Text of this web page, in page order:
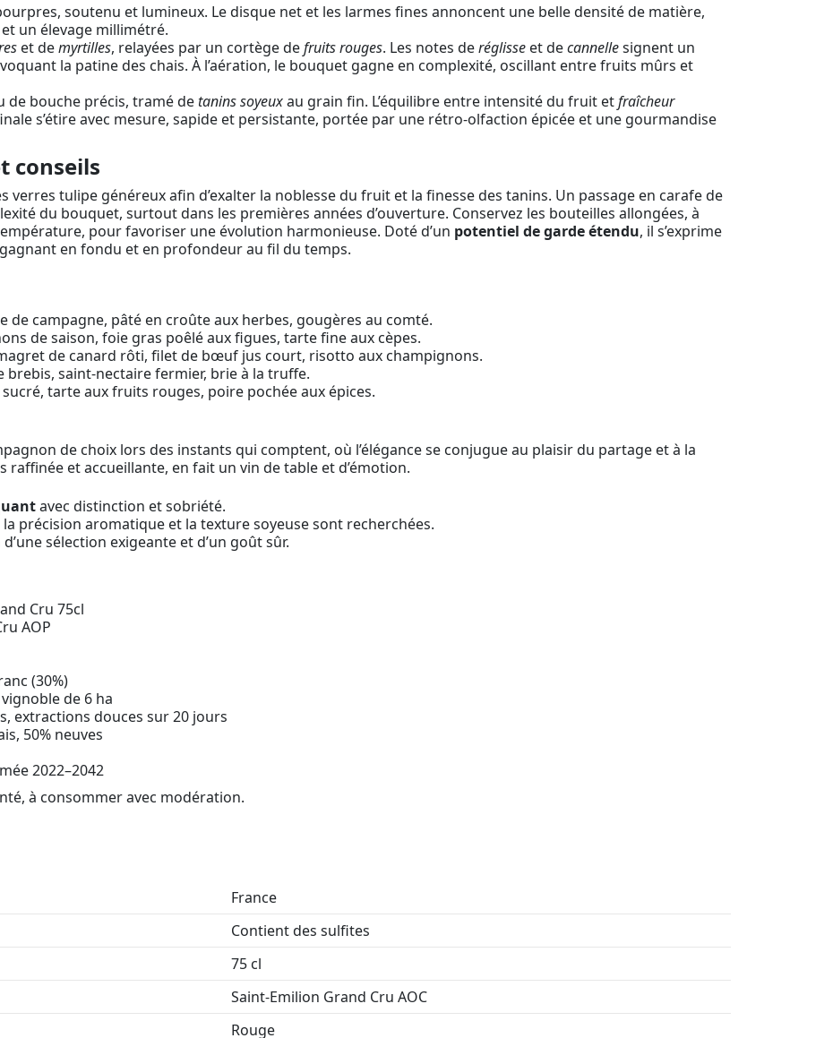
soutenu et lumineux. Le disque net et les larmes fines annoncent une belle densité de matière,
un élevage millimétré.
et demyrtilles, relayées par un cortège defruits rouges. Les notes deréglisse et decannellesignent un
la patine des chais. À l’aération, le bouquet gagne en complexité, oscillant entre fruits mûrs et
de bouche précis, tramé detanins soyeuxau grain fin. L’équilibre entre intensité du fruit etfraîcheur
s’étire avec mesure, sapide et persistante, portée par une rétro-olfaction épicée et une gourmandise
conseils
verres tulipe généreux afin d’exalter la noblesse du fruit et la finesse des tanins. Un passage en carafe de
du bouquet, surtout dans les premières années d’ouverture. Conservez les bouteilles allongées, à
pour favoriser une évolution harmonieuse. Doté d’un potentiel de garde étendu, il s’exprime
en fondu et en profondeur au fil du temps.
de campagne, pâté en croûte aux herbes, gougères au comté.
de saison, foie gras poêlé aux figues, tarte fine aux cèpes.
de canard rôti, filet de bœuf jus court, risotto aux champignons.
brebis, saint-nectaire fermier, brie à la truffe.
tarte aux fruits rouges, poire pochée aux épices.
de choix lors des instants qui comptent, où l’élégance se conjugue au plaisir du partage et à la
raffinée et accueillante, en fait un vin de table et d’émotion.
avec distinction et sobriété.
la précision aromatique et la texture soyeuse sont recherchées.
sélection exigeante et d’un goût sûr.
Cru 75cl
AOP
(30%)
de 6 ha
extractions douces sur 20 jours
50% neuves
2022–2042
à consommer avec modération.
France
Contient des sulfites
75 cl
Saint-Emilion Grand Cru AOC
Rouge